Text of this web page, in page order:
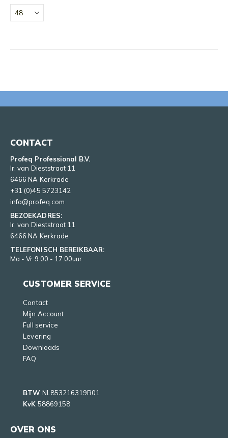
CONTACT
Profeq Professional B.V.
Ir. van Dieststraat 11
6466 NA Kerkrade
+31 (0)45 5723142
info@profeq.com
BEZOEKADRES:
Ir. van Dieststraat 11
6466 NA Kerkrade
TELEFONISCH BEREIKBAAR:
Ma - Vr 9:00 - 17:00uur
CUSTOMER SERVICE
Contact
Mijn Account
Full service
Levering
Downloads
FAQ
BTW NL853216319B01
KvK 58869158
OVER ONS